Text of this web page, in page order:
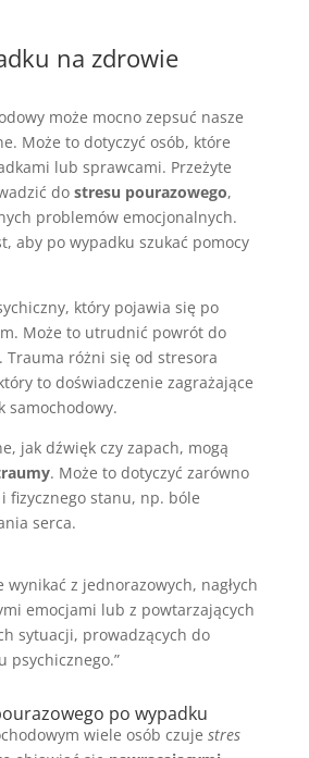
na zdrowie
może mocno zepsuć nasze
Może to dotyczyć osób, które
lub sprawcami. Przeżyte
do stresu pourazowego,
problemów emocjonalnych.
aby po wypadku szukać pomocy
który pojawia się po
Może to utrudnić powrót do
Trauma różni się od stresora
to doświadczenie zagrażające
samochodowy.
jak dźwięk czy zapach, mogą
. Może to dotyczyć zarówno
fizycznego stanu, np. bóle
serca.
wynikać z jednorazowych, nagłych
emocjami lub z powtarzających
sytuacji, prowadzących do
psychicznego.”
po wypadku
wiele osób czuje stres